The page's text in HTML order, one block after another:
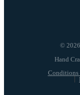
©
Conditions